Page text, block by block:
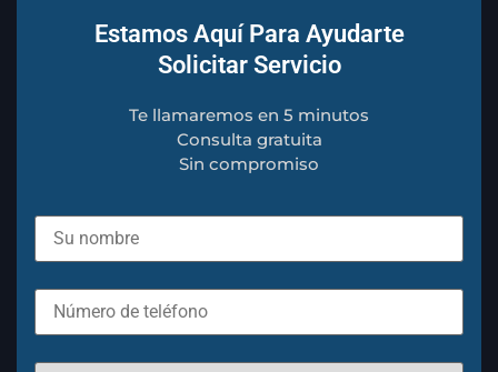
Estamos Aquí Para Ayudarte
Solicitar Servicio
Te llamaremos en 5 minutos
Consulta gratuita
Sin compromiso